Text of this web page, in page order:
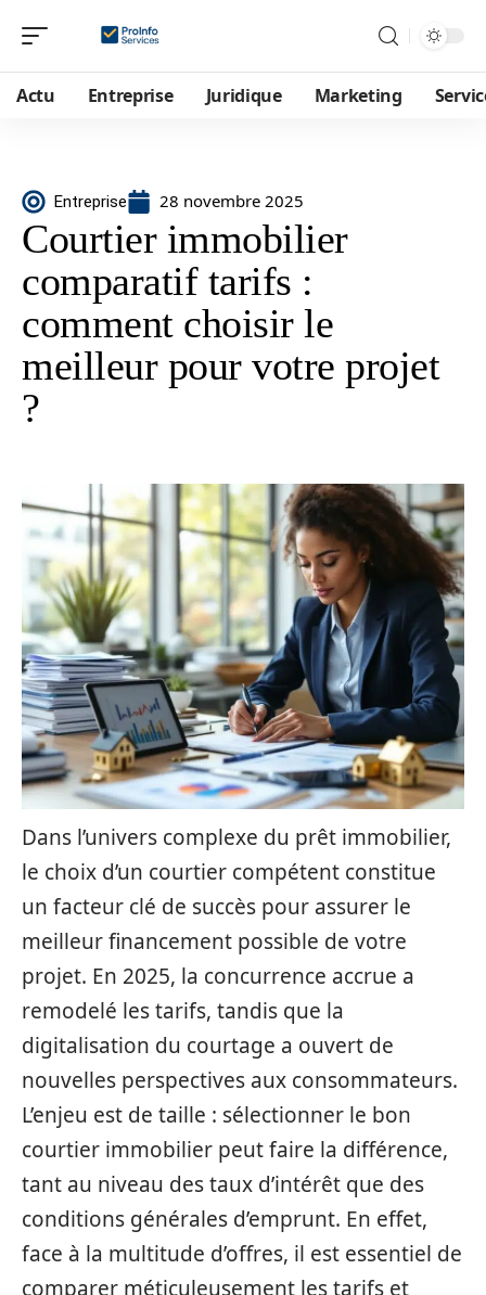
Actu Entreprise Juridique Marketing
Entreprise 28 novembre 2025
Courtier immobilier
comparatif tarifs :
comment choisir le
meilleur pour votre projet
?
Dans l’univers complexe du prêt immobilier,
le choix d’un courtier compétent constitue
un facteur clé de succès pour assurer le
meilleur financement possible de votre
projet. En 2025, la concurrence accrue a
remodelé les tarifs, tandis que la
digitalisation du courtage a ouvert de
nouvelles perspectives aux consommateurs.
L’enjeu est de taille : sélectionner le bon
courtier immobilier peut faire la différence,
tant au niveau des taux d’intérêt que des
conditions générales d’emprunt. En effet,
face à la multitude d’offres, il est essentiel de
comparer méticuleusement les tarifs et